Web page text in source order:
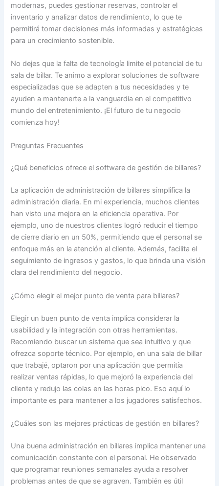
modernas, puedes gestionar reservas, controlar el
inventario y analizar datos de rendimiento, lo que te
permitirá tomar decisiones más informadas y estratégicas
para un crecimiento sostenible.
No dejes que la falta de tecnología limite el potencial de tu
sala de billar. Te animo a explorar soluciones de software
especializadas que se adapten a tus necesidades y te
ayuden a mantenerte a la vanguardia en el competitivo
mundo del entretenimiento. ¡El futuro de tu negocio
comienza hoy!
Preguntas Frecuentes
¿Qué beneficios ofrece el software de gestión de billares?
La aplicación de administración de billares simplifica la
administración diaria. En mi experiencia, muchos clientes
han visto una mejora en la eficiencia operativa. Por
ejemplo, uno de nuestros clientes logró reducir el tiempo
de cierre diario en un 50%, permitiendo que el personal se
enfoque más en la atención al cliente. Además, facilita el
seguimiento de ingresos y gastos, lo que brinda una visión
clara del rendimiento del negocio.
¿Cómo elegir el mejor punto de venta para billares?
Elegir un buen punto de venta implica considerar la
usabilidad y la integración con otras herramientas.
Recomiendo buscar un sistema que sea intuitivo y que
ofrezca soporte técnico. Por ejemplo, en una sala de billar
que trabajé, optaron por una aplicación que permitía
realizar ventas rápidas, lo que mejoró la experiencia del
cliente y redujo las colas en las horas pico. Eso aquí lo
importante es para mantener a los jugadores satisfechos.
¿Cuáles son las mejores prácticas de gestión en billares?
Una buena administración en billares implica mantener una
comunicación constante con el personal. He observado
que programar reuniones semanales ayuda a resolver
problemas antes de que se agraven. También es útil